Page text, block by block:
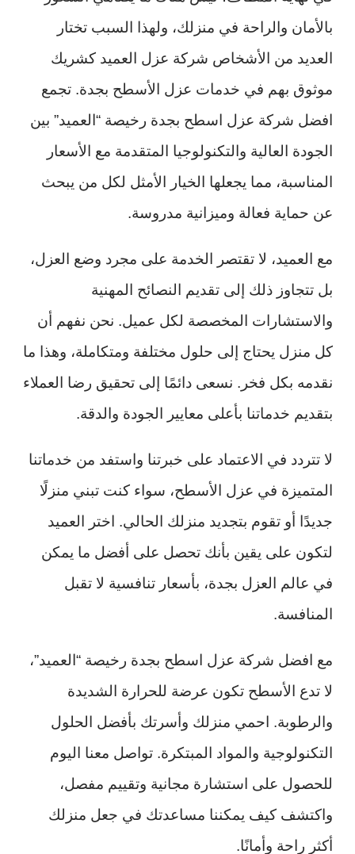
بالأمان والراحة في منزلك، ولهذا السبب تختار
العديد من الأشخاص شركة عزل العميد كشريك
موثوق بهم في خدمات عزل الأسطح بجدة. تجمع
افضل شركة عزل اسطح بجدة رخيصة “العميد” بين
الجودة العالية والتكنولوجيا المتقدمة مع الأسعار
المناسبة، مما يجعلها الخيار الأمثل لكل من يبحث
عن حماية فعالة وميزانية مدروسة.
مع العميد، لا تقتصر الخدمة على مجرد وضع العزل،
بل تتجاوز ذلك إلى تقديم النصائح المهنية
والاستشارات المخصصة لكل عميل. نحن نفهم أن
كل منزل يحتاج إلى حلول مختلفة ومتكاملة، وهذا ما
نقدمه بكل فخر. نسعى دائمًا إلى تحقيق رضا العملاء
بتقديم خدماتنا بأعلى معايير الجودة والدقة.
لا تتردد في الاعتماد على خبرتنا واستفد من خدماتنا
المتميزة في عزل الأسطح، سواء كنت تبني منزلًا
جديدًا أو تقوم بتجديد منزلك الحالي. اختر العميد
لتكون على يقين بأنك تحصل على أفضل ما يمكن
في عالم العزل بجدة، بأسعار تنافسية لا تقبل
المنافسة.
مع افضل شركة عزل اسطح بجدة رخيصة “العميد”،
لا تدع الأسطح تكون عرضة للحرارة الشديدة
والرطوبة. احمي منزلك وأسرتك بأفضل الحلول
التكنولوجية والمواد المبتكرة. تواصل معنا اليوم
للحصول على استشارة مجانية وتقييم مفصل،
واكتشف كيف يمكننا مساعدتك في جعل منزلك
أكثر راحة وأمانًا.